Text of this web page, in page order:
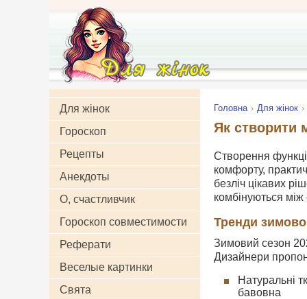
Для жінок
Гороскоп
Рецепты
Анекдоты
О, счастливчик
Гороскоп совместимости
Реферати
Веселые картинки
Свята
Головна Для жінок
Як створити
Створення
комфорту,
безліч цікавих
комбінуються
Тренди
Зимовий сезон
Дизайнери
Натуральні
бавовна